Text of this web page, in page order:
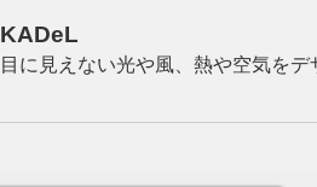
KADeL
目に見えない光や風、熱や空気を